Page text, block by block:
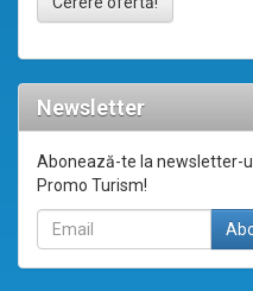
Newsletter
Abonează-te la newsletter-ul
Promo Turism!